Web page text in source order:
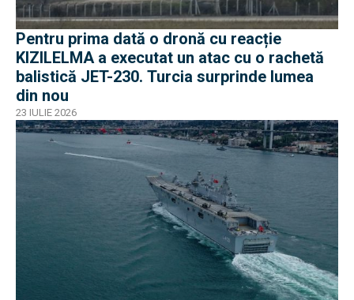
Pentru prima dată o dronă cu reacție
KIZILELMA a executat un atac cu o rachetă
balistică JET-230. Turcia surprinde lumea
din nou
23 IULIE 2026